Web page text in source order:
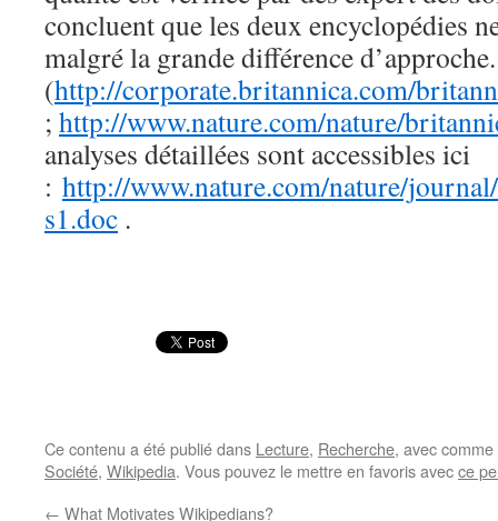
concluent que les deux encyclopédies
malgré la grande différence
(http://corporate.britannica.com/
; http://www.nature.com/nature/
analyses détaillées sont accessibles ici
: http://www.nature.com/nature/
s1.doc .
Ce contenu a été publié dans Lecture, Recherche, avec
Société, Wikipedia. Vous pouvez le mettre en favoris avecce
← What Motivates Wikipedians?